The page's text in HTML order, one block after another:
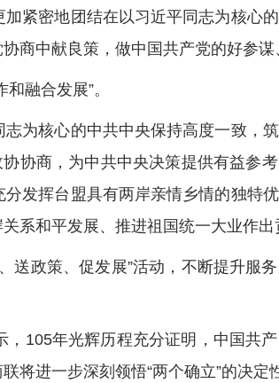
紧密地团结在以习近平同志为核心
商中献良策，做中国共产党的好参谋
融合发展”。
核心的中共中央保持高度一致，筑
协商，为中共中央决策提供有益参
发挥台盟具有两岸亲情乡情的独特
系和平发展、推进祖国统一大业作出
政策、促发展”活动，不断提升服
年光辉历程充分证明，中国共
进一步深刻领悟“两个确立”的决定